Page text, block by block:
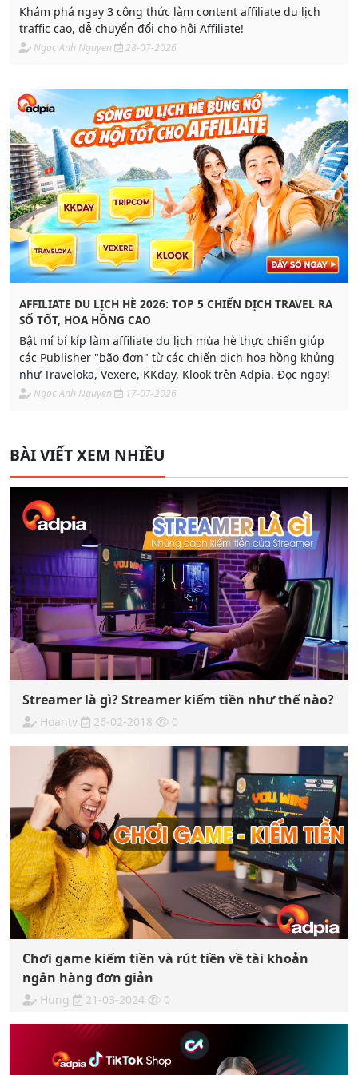
Khám phá ngay 3 công thức làm content affiliate du lịch
traffic cao, dễ chuyển đổi cho hội Affiliate!
Ngoc Anh Nguyen 28-07-2026
AFFILIATE DU LỊCH HÈ 2026: TOP 5 CHIẾN DỊCH TRAVEL RA
SỐ TỐT, HOA HỒNG CAO
Bật mí bí kíp làm affiliate du lịch mùa hè thực chiến giúp
các Publisher "bão đơn" từ các chiến dịch hoa hồng khủng
như Traveloka, Vexere, KKday, Klook trên Adpia. Đọc ngay!
Ngoc Anh Nguyen 17-07-2026
BÀI VIẾT XEM NHIỀU
Streamer là gì? Streamer kiếm tiền như thế nào?
Hoantv 26-02-2018 0
Chơi game kiếm tiền và rút tiền về tài khoản
ngân hàng đơn giản
Hung 21-03-2024 0